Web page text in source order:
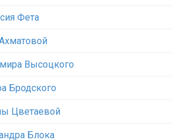
Фета
Высоцкого
Бродского
Цветаевой
Блока